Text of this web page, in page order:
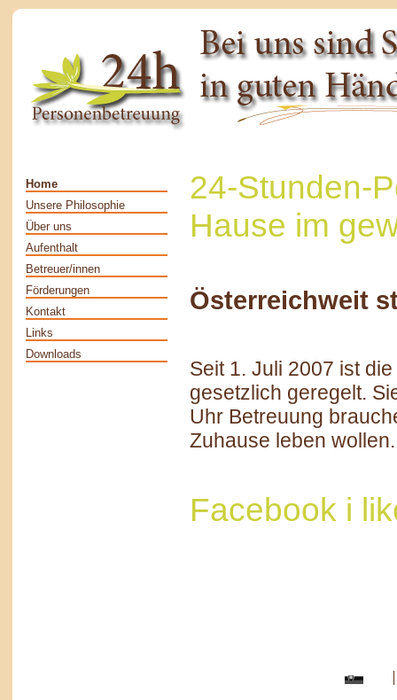
Home
Unsere Philosophie
Über uns
Aufenthalt
Betreuer/innen
Förderungen
Kontakt
Links
Downloads
24-Stunden-
Hause im
Österreichweit
Seit 1. Juli 2007 ist
gesetzlich geregelt.
Uhr Betreuung
Zuhause leben wollen.
Facebook i